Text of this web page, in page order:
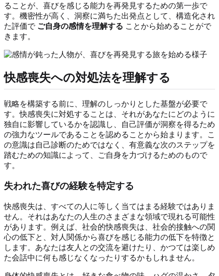
ることが、喜びを感じる能力を再発見するための第一歩で
す。機密性が高く、洞察に満ちた出発点として、構造化され
た評価で ご自身の感情を理解する ことから始めることがで
きます。
快感喪失への対処法を理解する
戦略を構築する前に、理解のしっかりとした基盤が必要で
す。快感喪失に対処することは、それがあなたにどのように
独自に影響しているかを認識し、自己評価が洞察を得るため
の強力なツールであることを認めることから始まります。こ
の意識は自己診断のためではなく、有意義な次のステップを
踏むための知識によって、ご自身を力づけるためのもので
す。
失われた喜びの経験を特定する
快感喪失は、すべての人に等しく当てはまる経験ではありま
せん。それはあなたの人生のさまざまな領域で現れる可能性
があります。例えば、社会的快感喪失は、社会的接触への関
心の低下と、対人関係から喜びを感じる能力の低下を特徴と
します。あなたは友人との交流を避けたり、かつては楽しめ
た会話中に何も感じなくなったりするかもしれません。